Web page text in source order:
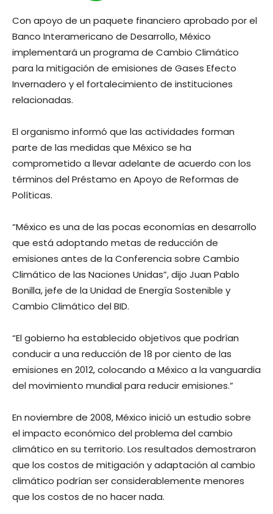
Con apoyo de un paquete financiero aprobado por el
Banco Interamericano de Desarrollo, México
implementará un programa de Cambio Climático
para la mitigación de emisiones de Gases Efecto
Invernadero y el fortalecimiento de instituciones
relacionadas.
El organismo informó que las actividades forman
parte de las medidas que México se ha
comprometido a llevar adelante de acuerdo con los
términos del Préstamo en Apoyo de Reformas de
Políticas.
“México es una de las pocas economías en desarrollo
que está adoptando metas de reducción de
emisiones antes de la Conferencia sobre Cambio
Climático de las Naciones Unidas”, dijo Juan Pablo
Bonilla, jefe de la Unidad de Energía Sostenible y
Cambio Climático del BID.
“El gobierno ha establecido objetivos que podrían
conducir a una reducción de 18 por ciento de las
emisiones en 2012, colocando a México a la vanguardia
del movimiento mundial para reducir emisiones.”
En noviembre de 2008, México inició un estudio sobre
el impacto económico del problema del cambio
climático en su territorio. Los resultados demostraron
que los costos de mitigación y adaptación al cambio
climático podrían ser considerablemente menores
que los costos de no hacer nada.